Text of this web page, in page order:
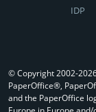
IDP
© Copyright 2002-
PaperOffice®,
and the PaperOffice